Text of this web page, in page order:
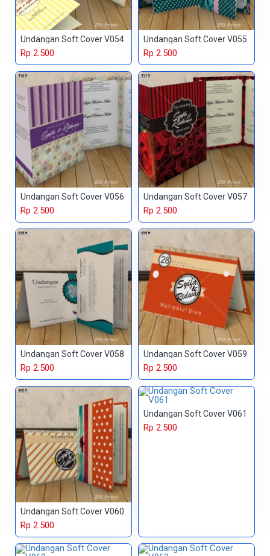
Undangan Soft Cover V054
Rp 2.500
Undangan Soft Cover V055
Rp 2.500
Undangan Soft Cover V056
Rp 2.500
Undangan Soft Cover V057
Rp 2.500
Undangan Soft Cover V058
Rp 2.500
Undangan Soft Cover V059
Rp 2.500
Undangan Soft Cover V060
Rp 2.500
Undangan Soft Cover V061
Rp 2.500